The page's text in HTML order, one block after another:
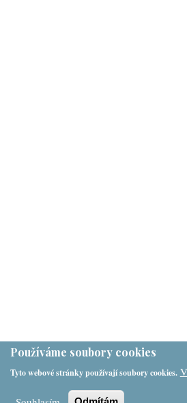
Používáme soubory cookies
Tyto webové stránky používají soubory cookies.